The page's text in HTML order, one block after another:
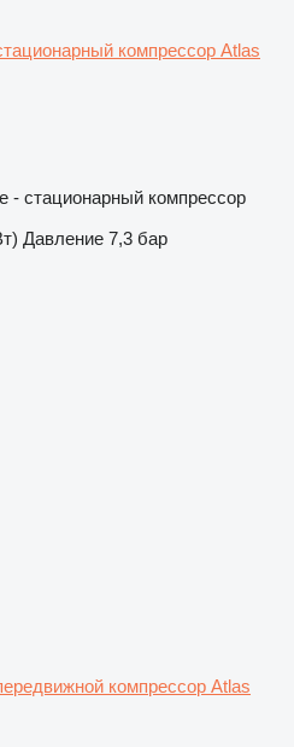
компрессор Atlas
стационарный компрессор
Давление 7,3 бар
компрессор Atlas